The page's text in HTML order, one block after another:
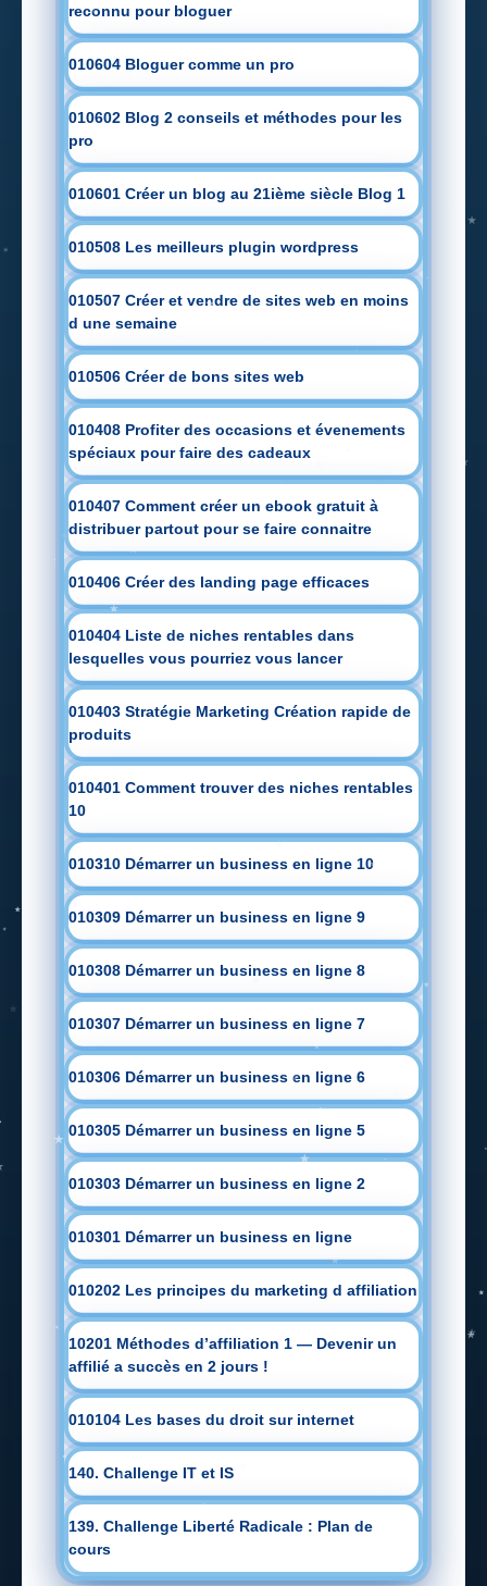
reconnu pour bloguer
010604 Bloguer comme un pro
010602 Blog 2 conseils et méthodes pour les
pro
010601 Créer un blog au 21ième siècle Blog 1
010508 Les meilleurs plugin wordpress
010507 Créer et vendre de sites web en moins
d une semaine
010506 Créer de bons sites web
010408 Profiter des occasions et évenements
spéciaux pour faire des cadeaux
010407 Comment créer un ebook gratuit à
distribuer partout pour se faire connaitre
010406 Créer des landing page efficaces
010404 Liste de niches rentables dans
lesquelles vous pourriez vous lancer
010403 Stratégie Marketing Création rapide de
produits
010401 Comment trouver des niches rentables
10
010310 Démarrer un business en ligne 10
010309 Démarrer un business en ligne 9
010308 Démarrer un business en ligne 8
010307 Démarrer un business en ligne 7
010306 Démarrer un business en ligne 6
010305 Démarrer un business en ligne 5
010303 Démarrer un business en ligne 2
010301 Démarrer un business en ligne
010202 Les principes du marketing d affiliation
10201 Méthodes d’affiliation 1 — Devenir un
affilié a succès en 2 jours !
010104 Les bases du droit sur internet
140. Challenge IT et IS
139. Challenge Liberté Radicale : Plan de
cours